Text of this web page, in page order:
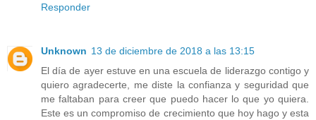
Responder
Unknown 13 de diciembre de 2018 a las 13:15
El día de ayer estuve en una escuela de liderazgo contigo y
quiero agradecerte, me diste la confianza y seguridad que
me faltaban para creer que puedo hacer lo que yo quiera.
Este es un compromiso de crecimiento que hoy hago y esta